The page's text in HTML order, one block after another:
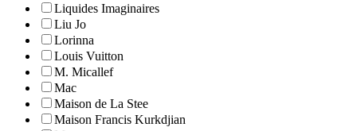
Liquides Imaginaires
Liu Jo
Lorinna
Louis Vuitton
M. Micallef
Mac
Maison de La Stee
Maison Francis Kurkdjian